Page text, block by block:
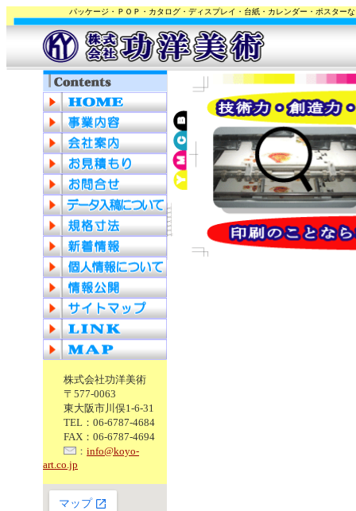
パッケージ・ＰＯＰ・カタログ・ディスプレイ・台紙・カレンダー・ポスター
株式会社功洋美術
〒577-0063
東大阪市川俣1-6-31
TEL：06-6787-4684
FAX：06-6787-4694
： info@koyo-
art.co.jp